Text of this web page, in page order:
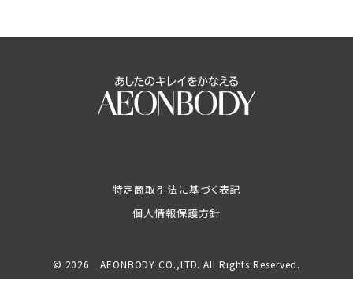
特定商取引法に基づく表記
個人情報保護方針
© 2026 AEONBODY CO.,LTD. All Rights Reserved.